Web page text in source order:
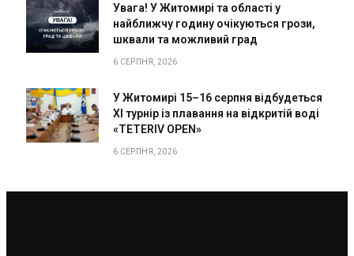
Увага! У Житомирі та області у
найближчу годину очікуються грози,
шквали та можливий град
6 СЕРПНЯ, 2026
У Житомирі 15–16 серпня відбудеться
XI турнір із плавання на відкритій воді
«TETERIV OPEN»
6 СЕРПНЯ, 2026